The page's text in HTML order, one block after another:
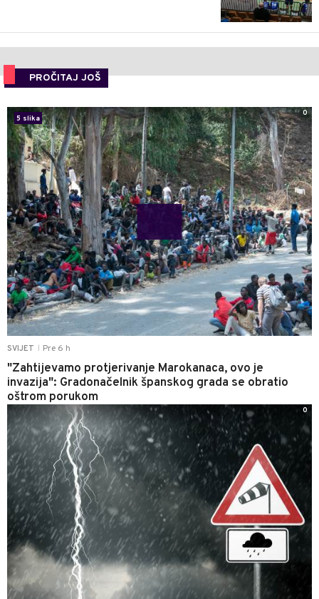
PROČITAJ JOŠ
SVIJET Pre 6 h
"Zahtijevamo protjerivanje Marokanaca, ovo je
invazija": Gradonačelnik španskog grada se obratio
oštrom porukom
5 slika
0
0